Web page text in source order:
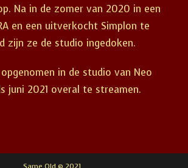
Na in de zomer van 2020 in een
en een uitverkocht Simplon te
zijn ze de studio ingedoken.
in de studio van Neo
juni 2021 overal te streamen.